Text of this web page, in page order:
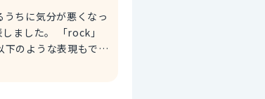
ちに気分が悪くなっ